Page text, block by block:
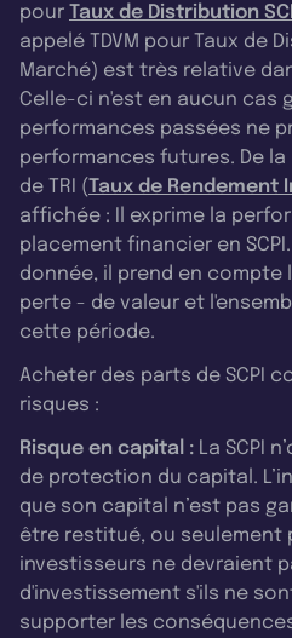
pour Taux de Distribution
appelé TDVM pour Taux de
Marché) est très relative
Celle-ci n'est en aucun cas
performances passées ne
performances futures. De
de TRI (Taux de Rendement
affichée : Il exprime la
placement financier en
donnée, il prend en compte
perte - de valeur et
cette période.
Acheter des parts de SCPI
risques :
Risque en capital : La SCPI
de protection du capital.
que son capital n’est pas
être restitué, ou seulement
investisseurs ne devraient
d'investissement s'ils ne
supporter les